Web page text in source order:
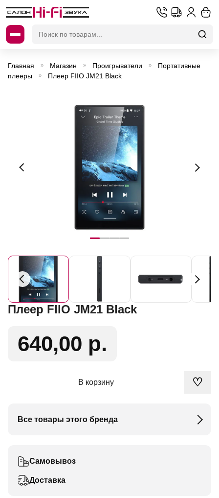
Главная » Магазин » Проигрыватели »
Портативные
плееры
» Плеер FIIO JM21 Black
Плеер FIIO JM21 Black
640,00 р.
В корзину ♡
Все товары этого бренда
Самовывоз
Доставка